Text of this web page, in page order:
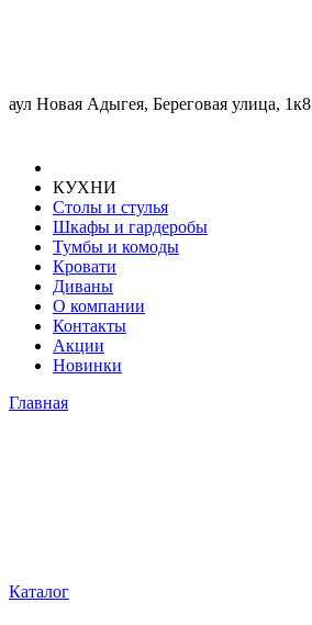
аул Новая Адыгея, Береговая улица, 1к8
КУХНИ
Столы и стулья
Шкафы и гардеробы
Тумбы и комоды
Кровати
Диваны
О компании
Контакты
Акции
Новинки
Главная
Каталог